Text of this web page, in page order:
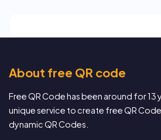
About free QR code
Free QR Code has been around for 13
unique service to create free QR
dynamic QR Codes.